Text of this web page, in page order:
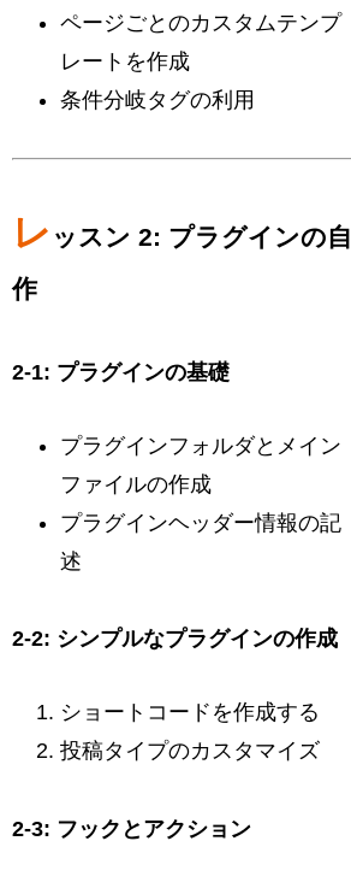
ページごとのカスタムテンプ
レートを作成
条件分岐タグの利用
レ ッスン 2: プラグインの自
作
2-1: プラグインの基礎
プラグインフォルダとメイン
ファイルの作成
プラグインヘッダー情報の記
述
2-2: シンプルなプラグインの作成
ショートコードを作成する
投稿タイプのカスタマイズ
2-3: フックとアクション